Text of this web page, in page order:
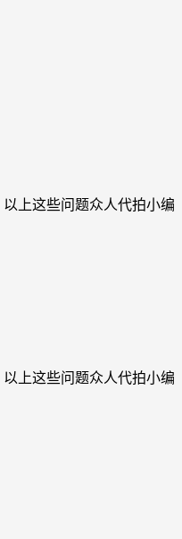
上这些问题众人代拍小编
上这些问题众人代拍小编